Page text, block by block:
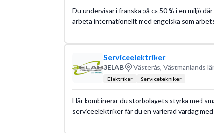
Du undervisar i franska på ca 50 % i en miljö
arbeta internationellt med engelska som
Serviceelektriker
3ELAB Västerås, Västmanlands
Elektriker Servicetekniker
Här kombinerar du storbolagets styrka med
serviceelektriker får du en varierad vardag